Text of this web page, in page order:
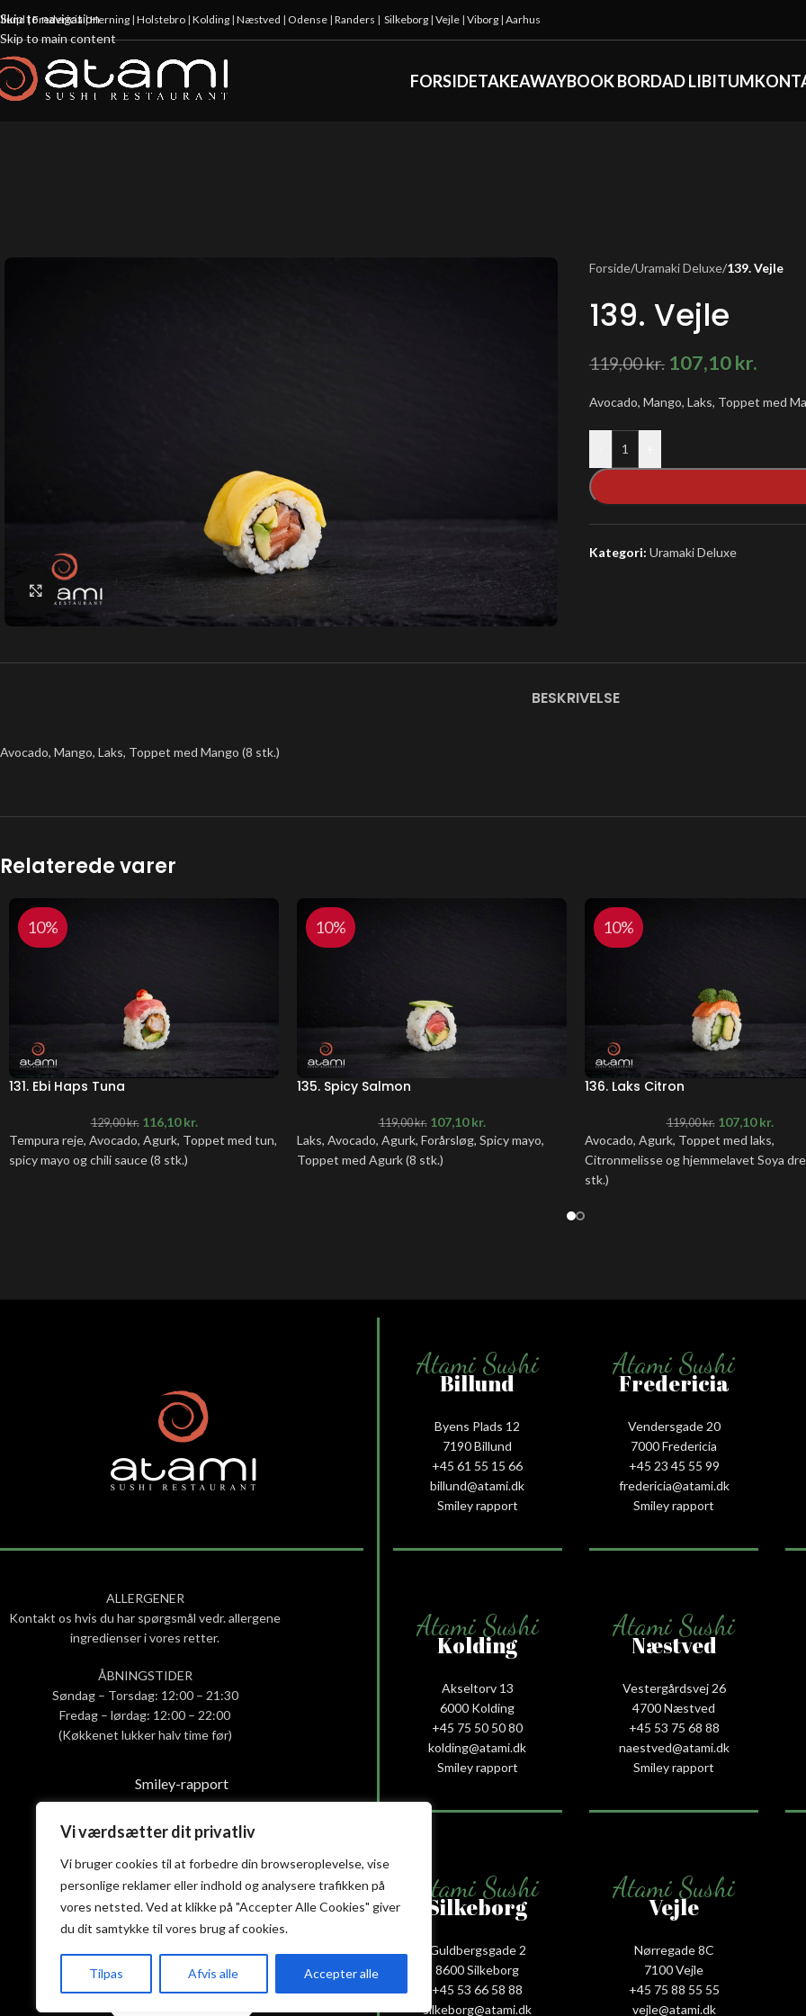
Vi værdsætter dit privatliv
Vi bruger cookies til at forbedre din browseroplevelse, vise
personlige reklamer eller indhold og analysere trafikken på
vores netsted. Ved at klikke på "Accepter Alle Cookies" giver
du dit samtykke til vores brug af cookies.
Tilpas Afvis alle Accepter alle
Skip to navigation
Skip to main content
|Fredericia|Herning | Holstebro | Kolding | Næstved | Odense | Randers | Silkeborg | Vejle | Viborg | Aarhus
FORSIDETAKEAWAYBOOK BORDAD LIBITUM
Klik for at forstørre
Forside/Uramaki Deluxe/139. Vejle
139. Vejle
119,00kr. 107,10kr.
Avocado, Mango, Laks, Toppet med
Kategori: Uramaki Deluxe
BESKRIVELSE
Avocado, Mango, Laks, Toppet med Mango (8 stk.)
Relaterede varer
10%
131. Ebi Haps Tuna
129,00kr. 116,10kr.
Tempura reje, Avocado, Agurk, Toppet med tun,
spicy mayo og chili sauce (8 stk.)
10%
135. Spicy Salmon
119,00kr. 107,10kr.
Laks, Avocado, Agurk, Forårsløg, Spicy mayo,
Toppet med Agurk (8 stk.)
10%
136. Laks Citron
119,00kr. 107,10kr.
Avocado, Agurk, Toppet med laks,
Citronmelisse og hjemmelavet Soya
stk.)
ALLERGENER
Kontakt os hvis du har spørgsmål vedr. allergene
ingredienser i vores retter.
ÅBNINGSTIDER
Søndag – Torsdag: 12:00 – 21:30
Fredag – lørdag: 12:00 – 22:00
(Køkkenet lukker halv time før)
Smiley-rapport
Privatlivs- og cookiepolitik
Handelsbetingelser
Atami Sushi
Billund
Byens Plads 12
7190 Billund
+45 61 55 15 66‬
billund@atami.dk
Smiley rapport
Atami Sushi
Fredericia
Vendersgade 20
7000 Fredericia
+45 23 45 55 99
fredericia@atami.dk
Smiley rapport
Atami Sushi
Kolding
Akseltorv 13
6000 Kolding
+45 75 50 50 80
kolding@atami.dk
Smiley rapport
Atami Sushi
Næstved
Vestergårdsvej 26
4700 Næstved
+45 53 75 68 88
naestved@atami.dk
Smiley rapport
Atami Sushi
Silkeborg
Guldbergsgade 2
8600 Silkeborg
+45 53 66 58 88
silkeborg@atami.dk
Atami Sushi
Vejle
Nørregade 8C
7100 Vejle
+45 75 88 55 55
vejle@atami.dk